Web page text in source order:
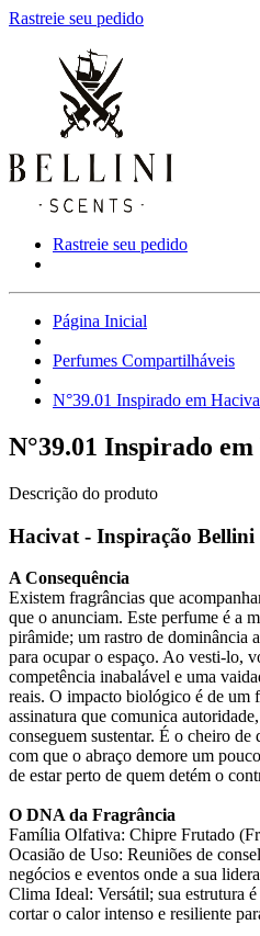
Rastreie seu pedido
Rastreie seu pedido
Página Inicial
Perfumes Compartilháveis
N°39.01 Inspirado em
N°39.01 Inspirado
Descrição do produto
Hacivat - Inspiração Bellini
A Consequência
Existem fragrâncias que
que o anunciam. Este perfume é a
pirâmide; um rastro de dominância
para ocupar o espaço. Ao vesti-lo,
competência inabalável e uma
reais. O impacto biológico é de um
assinatura que comunica
conseguem sustentar. É o cheiro de
com que o abraço demore um
de estar perto de quem detém o
O DNA da Fragrância
Família Olfativa: Chipre Frutado
Ocasião de Uso: Reuniões de
negócios e eventos onde a sua
Clima Ideal: Versátil; sua estrutura
cortar o calor intenso e resiliente